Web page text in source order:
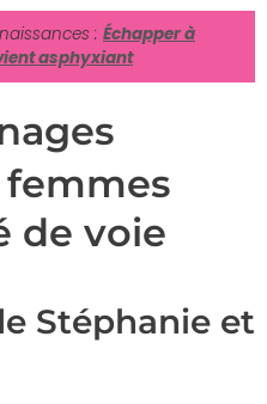
: Échapper à
asphyxiant
de voie
Stéphanie et